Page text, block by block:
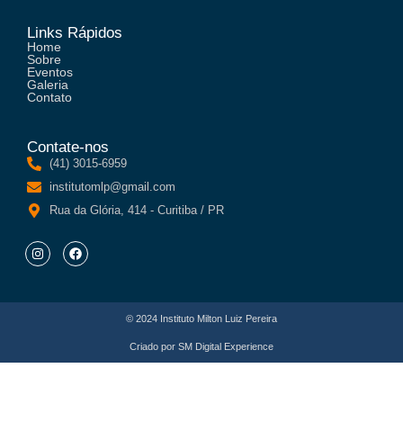
Links Rápidos
Home
Sobre
Eventos
Galeria
Contato
Contate-nos
(41) 3015-6959
institutomlp@gmail.com
Rua da Glória, 414 - Curitiba / PR
© 2024 Instituto Milton Luiz Pereira
Criado por SM Digital Experience